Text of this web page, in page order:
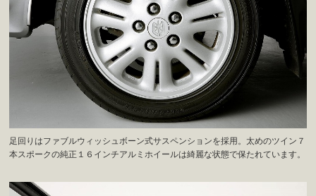
足回りはファブルウィッシュボーン式サスペンションを採用。太めのツイン７
本スポークの純正１６インチアルミホイールは綺麗な状態で保たれています。